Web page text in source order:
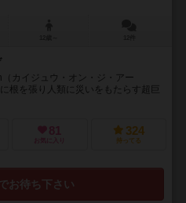
カイジュウ・オン・ジ・アー
根を張り人類に災いをもたらす超巨
81
お気に入り
324
持ってる
お待ち下さい